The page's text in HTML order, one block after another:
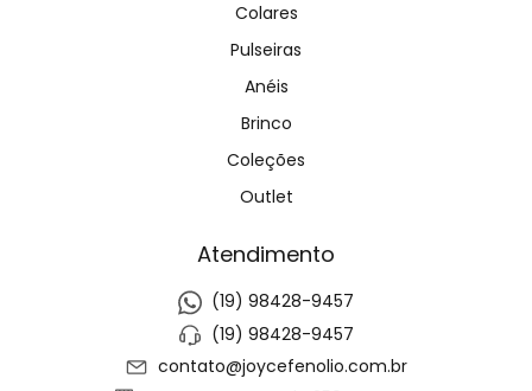
Colares
Pulseiras
Anéis
Brinco
Coleções
Outlet
Atendimento
(19) 98428-9457
(19) 98428-9457
contato@joycefenolio.com.br